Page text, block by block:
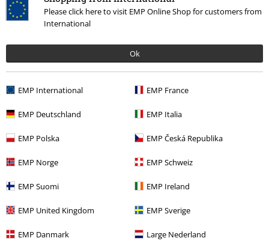
Please click here to visit EMP Online Shop for customers from
International
Ok
EMP International EMP France
EMP Deutschland EMP Italia
EMP Polska EMP Česká Republika
EMP Norge EMP Schweiz
EMP Suomi EMP Ireland
EMP United Kingdom EMP Sverige
EMP Danmark Large Nederland
Dernière visite
€ 16,99
Plus de catégories. Plus d'options.